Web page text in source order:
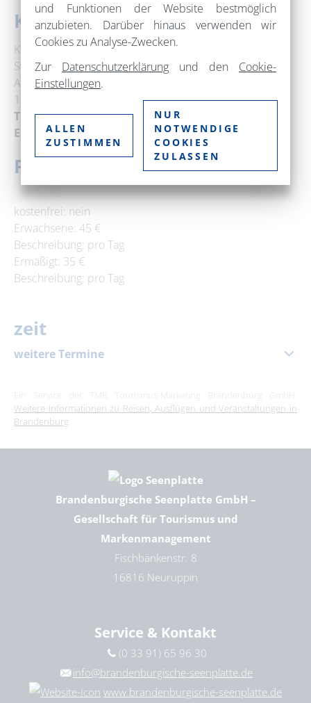
Kontakt
Kloster Chorin
Sven Ahlhelm
Amt Chorin 11
16230 Chorin
Telefon:+49 33366 70377
E-Mail: info@kloster-chorin.org
Preise
kostenfrei: nein
Erwachsene: 45 €
Beschreibung: pro Tag
Ermäßigt: 35 €
Beschreibung: pro Tag
zeit
weitere Termine
08. November 2026|10:00 – 14:00 Uhr
Weitere Informationen zu Reisen, Ausflügen und Veranstaltungen in
Brandenburg
Brandenburgische Seenplatte GmbH –
Gesellschaft für Tourismus und
Markenmanagement
Fischbänkenstr. 8
16816 Neuruppin
Service & Kontakt
(0 33 91) 65 96 30
info@brandenburgische-seenplatte.de
www.brandenburgische-seenplatte.de
und Funktionen der Website bestmöglich
anzubieten. Darüber hinaus verwenden wir
Cookies zu Analyse-Zwecken.
Zur Datenschutzerklärung und den Cookie-
Einstellungen.
ALLEN
ZUSTIMMEN
NUR
NOTWENDIGE
COOKIES
ZULASSEN